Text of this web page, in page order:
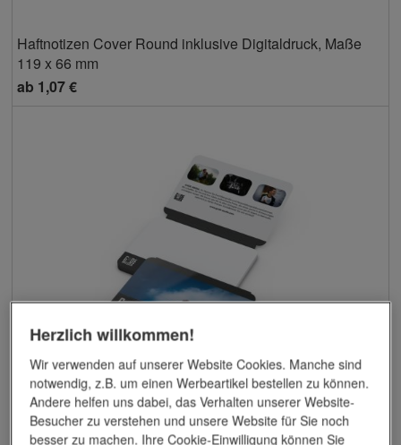
Haftnotizen Cover Round inklusive Digitaldruck, Maße
119 x 66 mm
ab 1,07 €
Haftnotizen Cover Round inklusive Digitaldruck, Maße 94
Herzlich willkommen!
Wir verwenden auf unserer Website Cookies. Manche sind
notwendig, z.B. um einen Werbeartikel bestellen zu können.
Andere helfen uns dabei, das Verhalten unserer Website-
Besucher zu verstehen und unsere Website für Sie noch
besser zu machen. Ihre Cookie-Einwilligung können Sie